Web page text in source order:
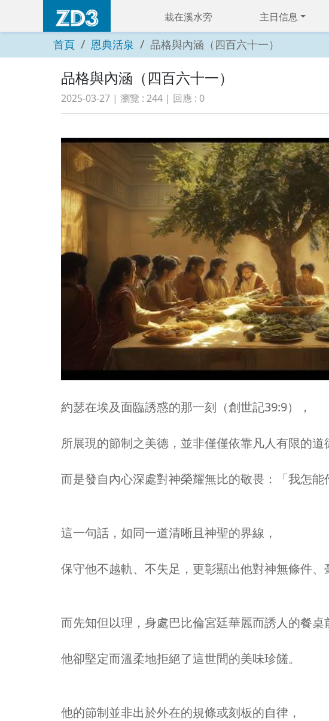
栽在溪水旁 主日信息
首頁 恩典活泉 品格與內涵（四百六十一）
品格與內涵（四百六十一）
2025-03-27 | 瀏覽 : 244 | 回應 : 0
約瑟在埃及面臨誘惑的那一刻（創世記39:9），
所展現的節制之美德，並非僅僅依靠凡人有限的道
而是發自內心深處對神榮耀無比的敬畏：「我怎能
這一句話，如同一道清晰且神聖的界線，
保守他不越軌、不失足，更彰顯出他對神無條件、
而先知但以理，身處巴比倫宮廷華麗而誘人的餐桌
他卻堅定而溫柔地拒絕了這世間的美味珍饈。
他的節制並非出於外在的規條或刻板的自律，